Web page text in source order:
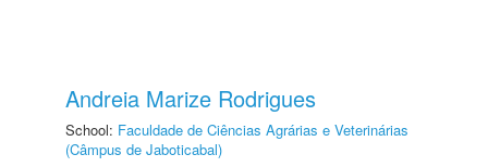
Andreia Marize Rodrigues
School: Faculdade de Ciências Agrárias e Veterinárias
(Câmpus de Jaboticabal)